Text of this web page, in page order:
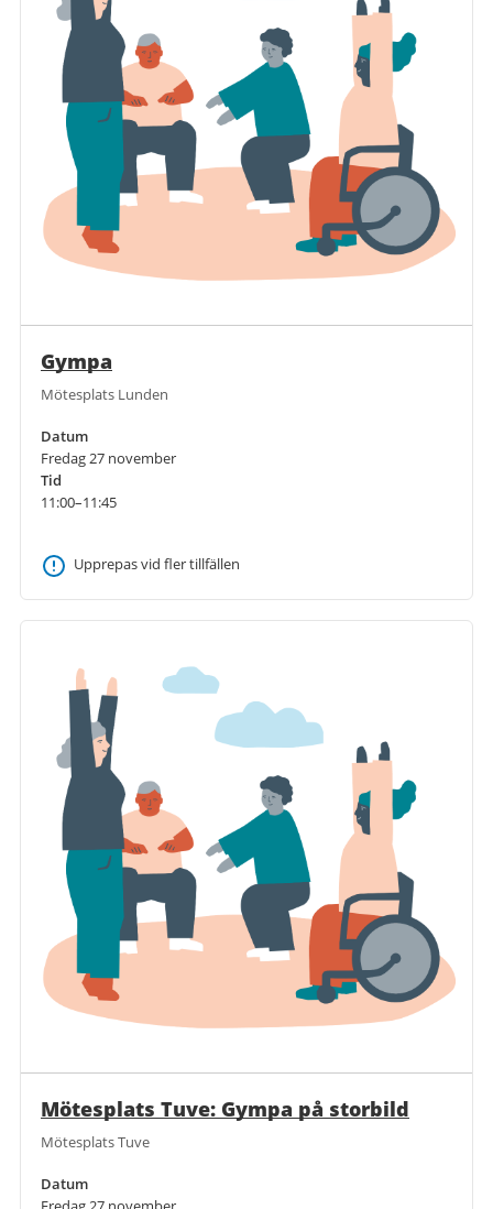
Gympa
Mötesplats Lunden
Datum
Fredag 27 november
Tid
11:00–11:45
Upprepas vid fler tillfällen
Mötesplats Tuve: Gympa på storbild
Mötesplats Tuve
Datum